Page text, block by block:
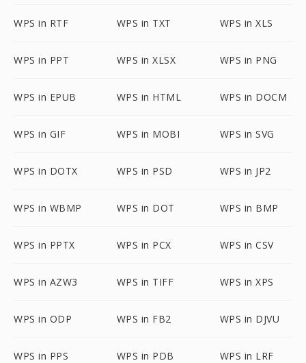
WPS in RTF WPS in TXT WPS in XLS
WPS in PPT WPS in XLSX WPS in PNG
WPS in EPUB WPS in HTML WPS in DOCM
WPS in GIF WPS in MOBI WPS in SVG
WPS in DOTX WPS in PSD WPS in JP2
WPS in WBMP WPS in DOT WPS in BMP
WPS in PPTX WPS in PCX WPS in CSV
WPS in AZW3 WPS in TIFF WPS in XPS
WPS in ODP WPS in FB2 WPS in DJVU
WPS in PPS WPS in PDB WPS in LRF